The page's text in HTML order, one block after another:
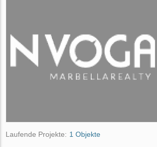
Laufende Projekte: 1 Objekte